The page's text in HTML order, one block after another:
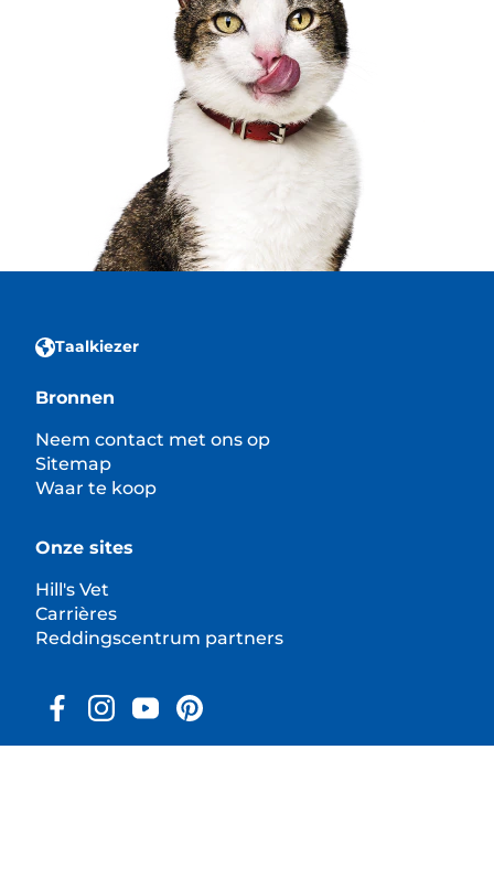
Taalkiezer
Bronnen
Neem contact met ons op
Sitemap
Waar te koop
Onze sites
Hill's Vet
Carrières
Reddingscentrum partners